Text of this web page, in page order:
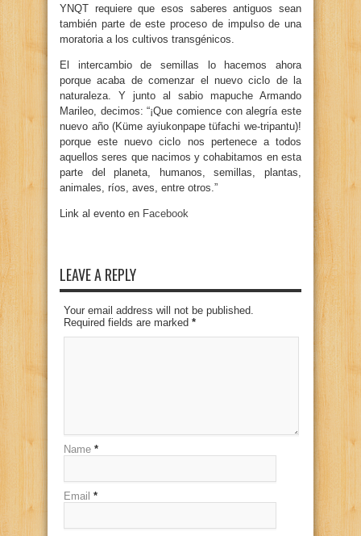
YNQT requiere que esos saberes antiguos sean
tambi​én​ parte de este proceso de impulso de una
moratoria a los cultivos transgénicos.
El intercambio de semillas lo hacemos ahora
porque acaba de comenzar el nuevo ciclo de la
naturaleza. Y junto al sabio mapuche Armando
Marileo, decimos: “¡Que comience con alegría este
nuevo año (Küme ayiukonpape tüfachi we-tripantu)!
porque este nuevo ciclo nos pertenece a todos
aquellos seres que nacimos y cohabitamos en esta
parte del planeta, humanos, semillas, plantas,
animales, ríos, aves, entre otros.”
​Link al evento en Facebook
LEAVE A REPLY
Your email address will not be published.
Required fields are marked *
Name *
Email *